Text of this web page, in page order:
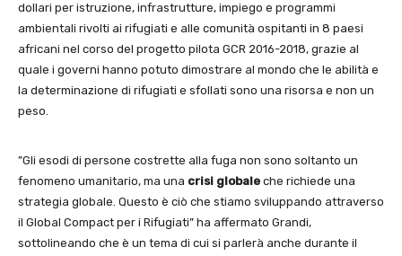
dollari per istruzione, infrastrutture, impiego e programmi
ambientali rivolti ai rifugiati e alle comunità ospitanti in 8 paesi
africani nel corso del progetto pilota GCR 2016-2018, grazie al
quale i governi hanno potuto dimostrare al mondo che le abilità e
la determinazione di rifugiati e sfollati sono una risorsa e non un
peso.
”Gli esodi di persone costrette alla fuga non sono soltanto un
fenomeno umanitario, ma una crisi globale che richiede una
strategia globale. Questo è ciò che stiamo sviluppando attraverso
il Global Compact per i Rifugiati” ha affermato Grandi,
sottolineando che è un tema di cui si parlerà anche durante il